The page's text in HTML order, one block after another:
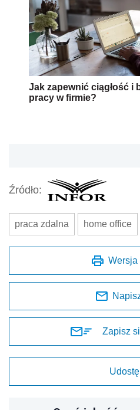
Jak zapewnić ciągłość i
pracy w firmie?
Źródło:
praca zdalna home office
Wersja
Zapisz